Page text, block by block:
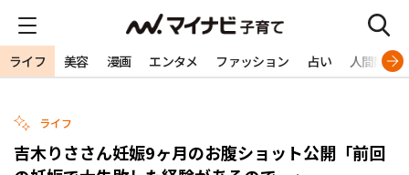
ライフ 美容 漫画 エンタメ ファッション 占い 人間関係
ライフ
吉木りささん妊娠9ヶ月のお腹ショット公開「前回